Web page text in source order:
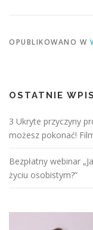
OPUBLIKOWANO W
OSTATNIE
3 Ukryte przyczyny
możesz pokonać!
Bezpłatny webinar
życiu osobistym?”